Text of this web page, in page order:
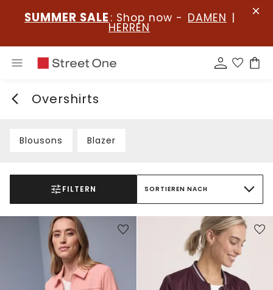
SUMMER SALE : Shop now - DAMEN |
HERREN
Overshirts
Blousons Blazer
FILTERN SORTIEREN NACH